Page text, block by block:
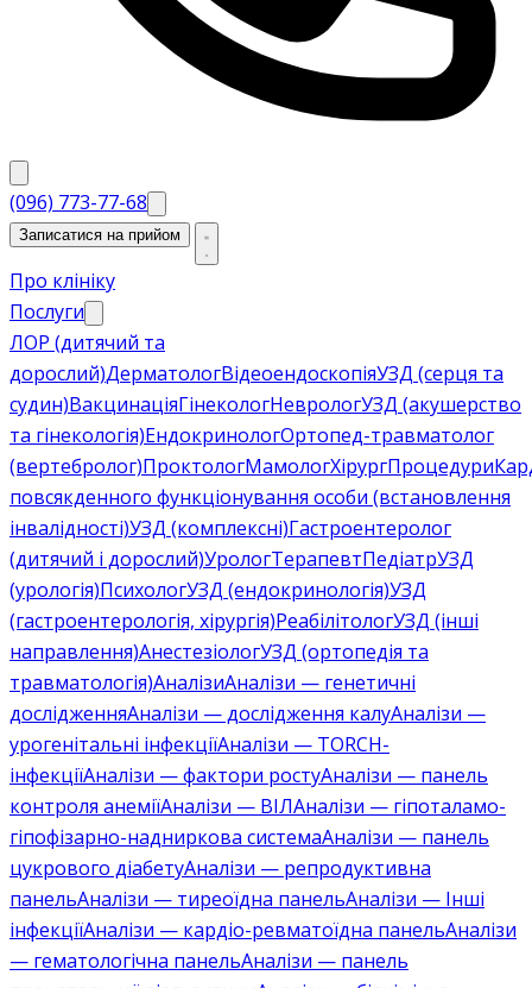
(096) 773-77-68
Записатися на прийом
Про клініку
Послуги
ЛОР (дитячий та
дорослий)ДерматологВідеоендоскопіяУЗД (серця та
судин)ВакцинаціяГінекологНеврологУЗД (акушерство
та гінекологія)ЕндокринологОртопед-травматолог
(вертебролог)ПроктологМамологХірургПроцедури
повсякденного функціонування особи (встановлення
інвалідності)УЗД (комплексні)Гастроентеролог
(дитячий і дорослий)УрологТерапевтПедіатрУЗД
(урологія)ПсихологУЗД (ендокринологія)УЗД
(гастроентерологія, хірургія)РеабілітологУЗД (інші
направлення)АнестезіологУЗД (ортопедія та
травматологія)АналізиАналізи — генетичні
дослідженняАналізи — дослідження калуАналізи —
урогенітальні інфекціїАналізи — TORCH-
інфекціїАналізи — фактори ростуАналізи — панель
контроля анеміїАналізи — ВІЛАналізи — гіпоталамо-
гіпофізарно-надниркова системаАналізи — панель
цукрового діабетуАналізи — репродуктивна
панельАналізи — тиреоїдна панельАналізи — Інші
інфекціїАналізи — кардіо-ревматоїдна панельАналізи
— гематологічна панельАналізи — панель